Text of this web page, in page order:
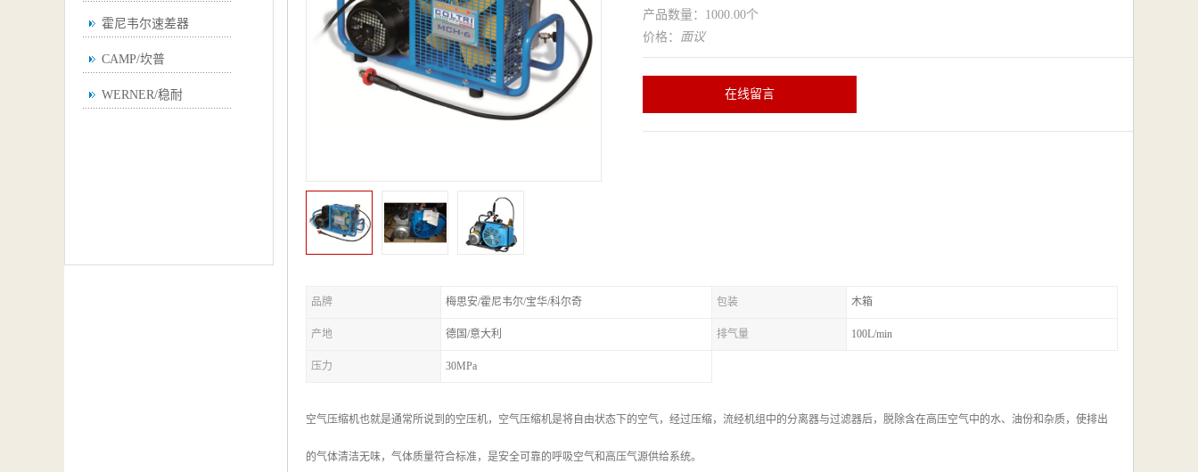
霍尼韦尔速差器
CAMP/坎普
WERNER/稳耐
产品数量：1000.00个
价格： 面议
在线留言
品牌 梅思安/霍尼韦尔/宝华/科尔奇 包装 木箱
产地 德国/意大利 排气量 100L/min
压力 30MPa
空气压缩机也就是通常所说到的空压机，空气压缩机是将自由状态下的空气，经过压缩，流经机组中的分离器与过滤器后，脱除含在高压空气中的水、油份和杂质，使排出
的气体清洁无味，气体质量符合标准，是安全可靠的呼吸空气和高压气源供给系统。